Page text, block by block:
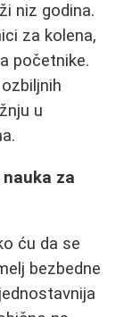
niz godina.
za kolena,
početnike.
u
za
ću da se
bezbedne